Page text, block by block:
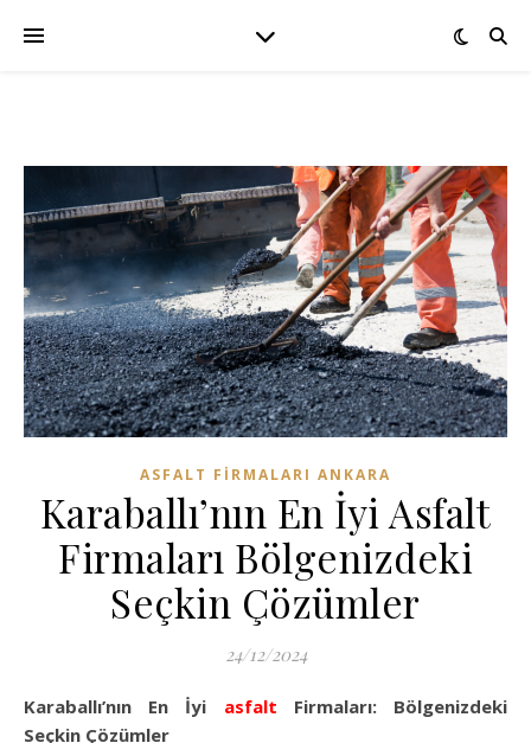
ASFALT FIRMALARI ANKARA
Karaballı’nın En İyi Asfalt
Firmaları Bölgenizdeki
Seçkin Çözümler
24/12/2024
Karaballı’nın En İyi asfalt Firmaları: Bölgenizdeki
Seçkin Çözümler